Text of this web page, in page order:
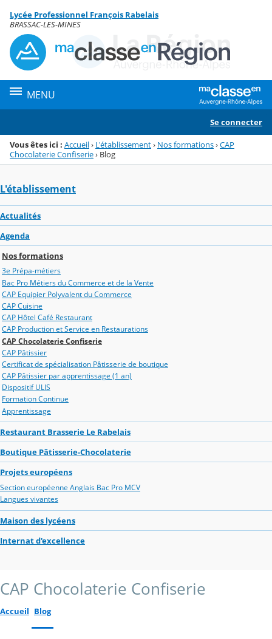
Menu de la rubrique
Contenu
Lycée Professionnel François Rabelais
BRASSAC-LES-MINES
MENU
Se connecter
Vous êtes ici : Accueil› L'établissement› Nos formations›CAP
Chocolaterie Confiserie› Blog
L'établissement
Actualités
Agenda
Nos formations
3e Prépa-métiers
Bac Pro Métiers du Commerce et de la Vente
CAP Equipier Polyvalent du Commerce
CAP Cuisine
CAP Hôtel Café Restaurant
CAP Production et Service en Restaurations
CAP Chocolaterie Confiserie
CAP Pâtissier
Certificat de spécialisation Pâtisserie de boutique
CAP Pâtissier par apprentissage (1 an)
Dispositif ULIS
Formation Continue
Apprentissage
Restaurant Brasserie Le Rabelais
Boutique Pâtisserie-Chocolaterie
Projets européens
Section européenne Anglais Bac Pro MCV
Langues vivantes
Maison des lycéens
Internat d'excellence
CAP Chocolaterie Confiserie
Accueil Blog